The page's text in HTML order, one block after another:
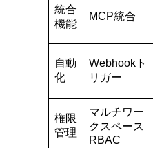
統合
機能
MCP統合
自動
化
Webhookト
リガー
権限
管理
マルチワー
クスペース
RBAC